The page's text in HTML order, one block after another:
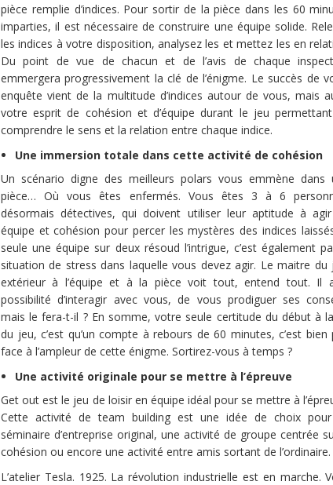
pièce remplie d’indices. Pour sortir de la pièce dans les 60
imparties, il est nécessaire de construire une équipe solide.
les indices à votre disposition, analysez les et mettez les en
Du point de vue de chacun et de l’avis de chaque
emmergera progressivement la clé de l’énigme. Le succès de
enquête vient de la multitude d’indices autour de vous, mais
votre esprit de cohésion et d’équipe durant le jeu
comprendre le sens et la relation entre chaque indice.
Une immersion totale dans cette activité de cohésion
Un scénario digne des meilleurs polars vous emmène dans
pièce… Où vous êtes enfermés. Vous êtes 3 à 6
désormais détectives, qui doivent utiliser leur aptitude à
équipe et cohésion pour percer les mystères des indices
seule une équipe sur deux résoud l’intrigue, c’est également
situation de stress dans laquelle vous devez agir. Le maitre du
extérieur à l’équipe et à la pièce voit tout, entend tout. Il
possibilité d’interagir avec vous, de vous prodiguer ses
mais le fera-t-il ? En somme, votre seule certitude du début à
du jeu, c’est qu’un compte à rebours de 60 minutes, c’est bien
face à l’ampleur de cette énigme. Sortirez-vous à temps ?
Une activité originale pour se mettre à l’épreuve
Get out est le jeu de loisir en équipe idéal pour se mettre à
Cette activité de team building est une idée de choix
séminaire d’entreprise original, une activité de groupe centrée
cohésion ou encore une activité entre amis sortant de l’ordinaire.
L’atelier Tesla. 1925. La révolution industrielle est en marche.